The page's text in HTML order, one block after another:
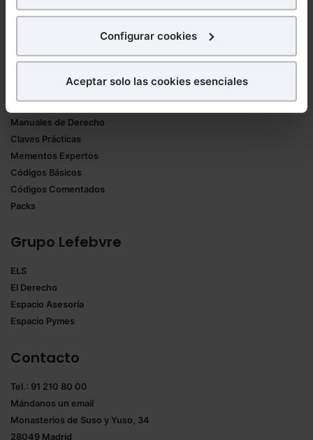
para poder mostrarte publicidad y contenidos de tu
¿Qué puedes hacer?
experiencia en la web sea óptima
Puedesaceptar solo las esenciales
todas las cookies excepto aquellas imprescindibles.
También puedes
seleccionar solo aquellas que quieras permitir en tu
navegador. Si no seleccionas ninguna utilizaremos
las que sean indispensables para la navegación.
Saber más acerca de las cookies
Configurar cookies
Aceptar solo las cookies esenciales
Trabaja con nosotros
Productos
Formularios Jurídicos
Manuales de Derecho
Claves Prácticas
Mementos Expertos
Códigos Básicos
Códigos Comentados
Packs
Grupo Lefebvre
ELS
El Derecho
Espacio Asesoría
Espacio Pymes
Contacto
Tel.: 91 210 80 00
Mándanos un email
Monasterios de Suso y Yuso, 34
28049 Madrid